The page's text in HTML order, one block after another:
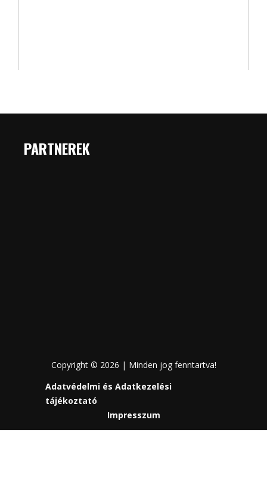
PARTNEREK
Copyright © 2026 | Minden jog fenntartva!
Adatvédelmi és Adatkezelési
tájékoztató
Impresszum